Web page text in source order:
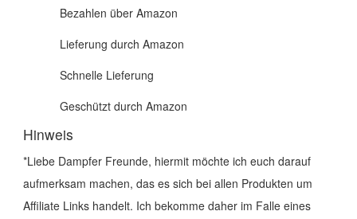
Bezahlen über Amazon
Lieferung durch Amazon
Schnelle Lieferung
Geschützt durch Amazon
Hinweis
*Liebe Dampfer Freunde, hiermit möchte ich euch darauf
aufmerksam machen, das es sich bei allen Produkten um
Affiliate Links handelt. Ich bekomme daher im Falle eines